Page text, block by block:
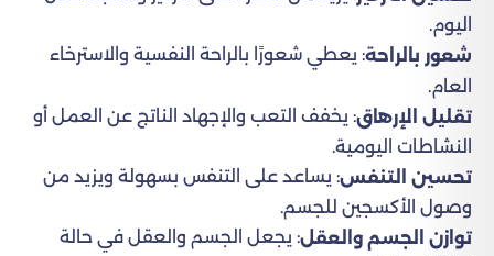
اليوم.
شعور بالراحة: يعطي شعورًا بالراحة النفسية والاسترخاء
العام.
تقليل الإرهاق: يخفف التعب والإجهاد الناتج عن العمل أو
النشاطات اليومية.
تحسين التنفس: يساعد على التنفس بسهولة ويزيد من
وصول الأكسجين للجسم.
توازن الجسم والعقل: يجعل الجسم والعقل في حالة